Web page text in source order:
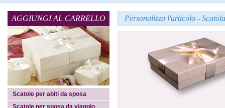
AGGIUNGI AL CARRELLO
Scatole per abiti da sposa
Scatole per sposa da viaggio
Personalizza l'articolo -